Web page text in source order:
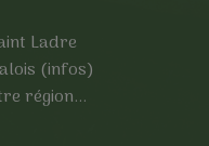
Ladre
(infos)
région...